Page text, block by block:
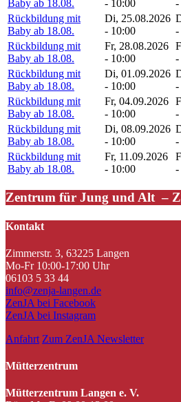
Baby ab 18.08. - 10:00
-
Rückbildung mit
Baby ab 18.08.
Di, 25.08.2026
- 10:00
-
Rückbildung mit
Baby ab 18.08.
Fr, 28.08.2026
- 10:00
-
Rückbildung mit
Baby ab 18.08.
Di, 01.09.2026
- 10:00
-
Rückbildung mit
Baby ab 18.08.
Fr, 04.09.2026
- 10:00
-
Rückbildung mit
Baby ab 18.08.
Di, 08.09.2026
- 10:00
-
Rückbildung mit
Baby ab 18.08.
Fr, 11.09.2026
- 10:00
-
Zentrum für Jung und Alt –
Kontakt
Zimmerstr. 3, 63225 Langen
Mo-Fr 10:00-17:00 Uhr
06103 5 33 44
info@zenja-langen.de
ZenJA bei Facebook
ZenJA bei Instagram
Anfahrt Zum ZenJA Newsletter
Mütterzentrum
Mütterzentrum Langen e. V.